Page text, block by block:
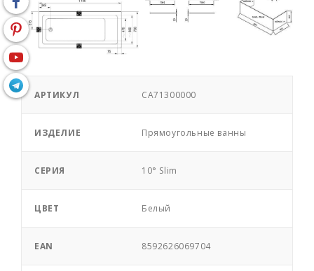
АРТИКУЛ CA71300000
ИЗДЕЛИЕ Прямоугольные ванны
СЕРИЯ 10° Slim
ЦВЕТ Белый
EAN 8592626069704